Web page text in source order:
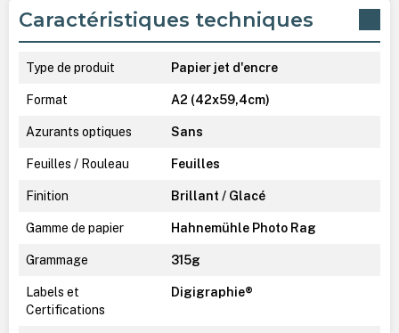
Caractéristiques techniques
Type de produit Papier jet d'encre
Format A2 (42x59,4cm)
Azurants optiques Sans
Feuilles / Rouleau Feuilles
Finition Brillant / Glacé
Gamme de papier Hahnemühle Photo Rag
Grammage 315g
Labels et
Certifications
Digigraphie®